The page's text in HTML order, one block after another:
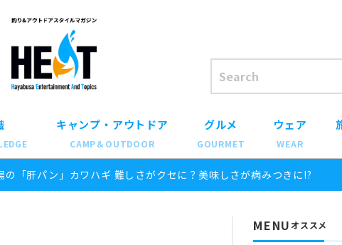
キャンプ・アウトドア
CAMP＆OUTDOOR
グルメ
GOURMET
ウェア
WEAR
の「肝パン」カワハギ 難しさがクセに？美味しさが病みつきに!?
MENUオススメ